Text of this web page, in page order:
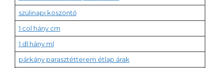
szülinapi köszöntő
1 col hány cm
1 dl hány ml
párkány parasztétterem étlap árak